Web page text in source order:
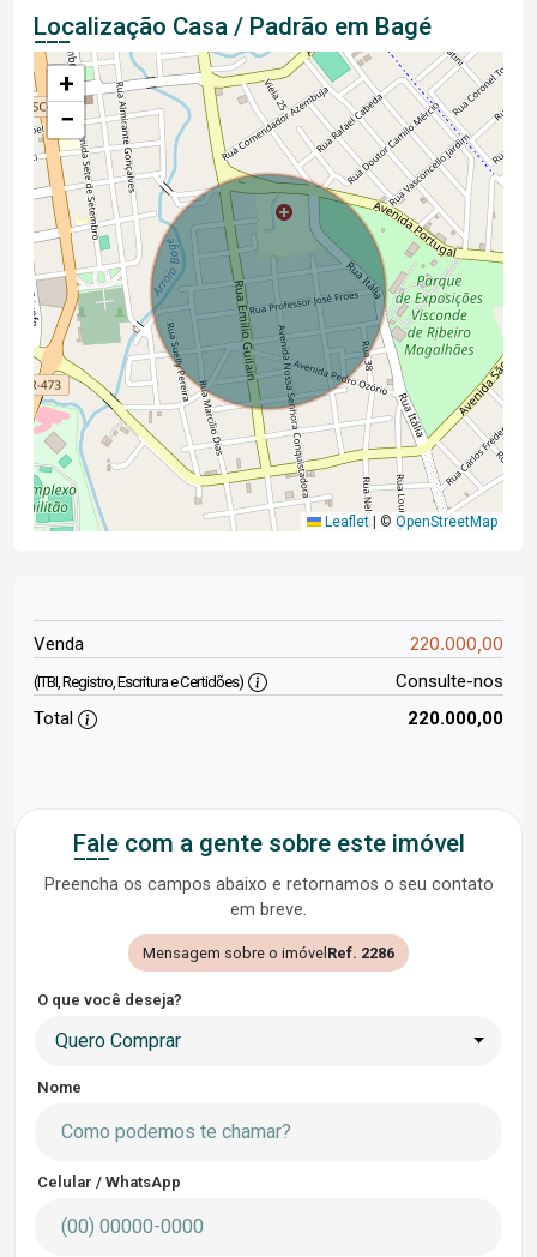
Localização Casa / Padrão em Bagé
+
−
Leaflet © OpenStreetMap
Venda 220.000,00
(ITBI, Registro, Escritura e Certidões)
Consulte-nos
Total
220.000,00
Fale com a gente sobre este imóvel
Preencha os campos abaixo e retornamos o seu contato
em breve.
Mensagem sobre o imóvel Ref. 2286
O que você deseja?
Quero Comprar
Nome
Celular / WhatsApp